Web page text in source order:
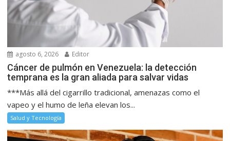
agosto 6, 2026 Editor
Cáncer de pulmón en Venezuela: la detección
temprana es la gran aliada para salvar vidas
***Más allá del cigarrillo tradicional, amenazas como el
vapeo y el humo de leña elevan los...
Salud y Tecnología